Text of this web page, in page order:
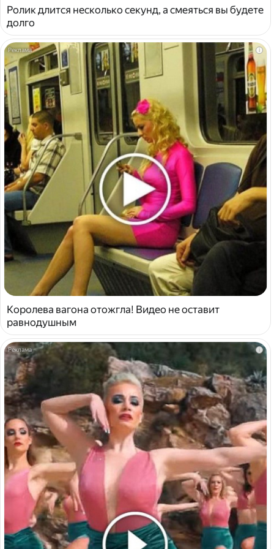
Ролик длится несколько секунд, а смеяться вы будете
долго
i
Королева вагона отожгла! Видео не оставит
равнодушным
i